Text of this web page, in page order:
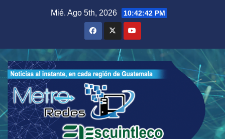
Mié. Ago 5th, 2026 10:42:43 PM